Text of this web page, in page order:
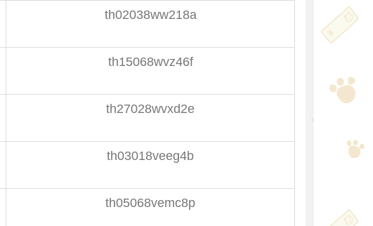
th02038ww218a
th15068wvz46f
th27028wvxd2e
th03018veeg4b
th05068vemc8p